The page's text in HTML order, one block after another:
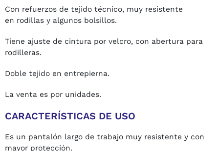
Con refuerzos de tejido técnico, muy resistente
en rodillas y algunos bolsillos.
Tiene ajuste de cintura por velcro, con abertura para
rodilleras.
Doble tejido en entrepierna.
La venta es por unidades.
CARACTERÍSTICAS DE USO
Es un pantalón largo de trabajo muy resistente y con
mayor protección.